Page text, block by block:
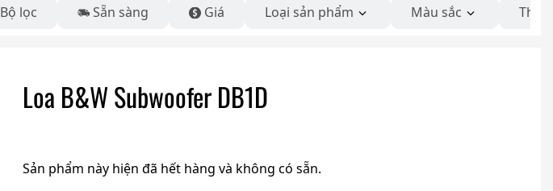
Bộ lọc Sẵn sàng Giá Loại sản phẩm Màu sắc
Loa B&W Subwoofer DB1D
Sản phẩm này hiện đã hết hàng và không có sẵn.